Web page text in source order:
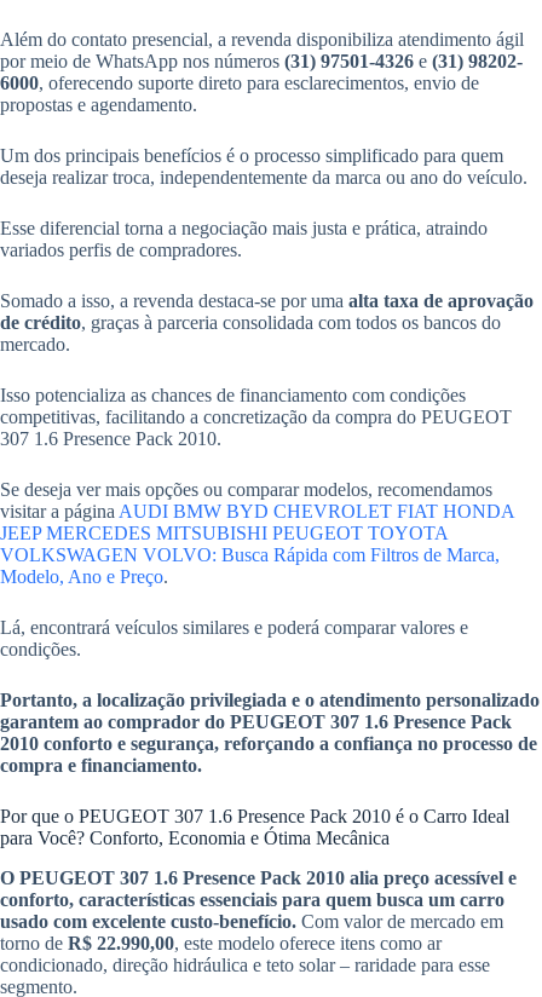
Além do contato presencial, a revenda disponibiliza atendimento ágil
por meio de WhatsApp nos números (31) 97501-4326 e (31) 98202-
6000, oferecendo suporte direto para esclarecimentos, envio de
propostas e agendamento.
Um dos principais benefícios é o processo simplificado para quem
deseja realizar troca, independentemente da marca ou ano do veículo.
Esse diferencial torna a negociação mais justa e prática, atraindo
variados perfis de compradores.
Somado a isso, a revenda destaca-se por uma alta taxa de aprovação
de crédito, graças à parceria consolidada com todos os bancos do
mercado.
Isso potencializa as chances de financiamento com condições
competitivas, facilitando a concretização da compra do PEUGEOT
307 1.6 Presence Pack 2010.
Se deseja ver mais opções ou comparar modelos, recomendamos
visitar a página AUDI BMW BYD CHEVROLET FIAT HONDA
JEEP MERCEDES MITSUBISHI PEUGEOT TOYOTA
VOLKSWAGEN VOLVO: Busca Rápida com Filtros de Marca,
Modelo, Ano e Preço.
Lá, encontrará veículos similares e poderá comparar valores e
condições.
Portanto, a localização privilegiada e o atendimento personalizado
garantem ao comprador do PEUGEOT 307 1.6 Presence Pack
2010 conforto e segurança, reforçando a confiança no processo de
compra e financiamento.
Por que o PEUGEOT 307 1.6 Presence Pack 2010 é o Carro Ideal
para Você? Conforto, Economia e Ótima Mecânica
O PEUGEOT 307 1.6 Presence Pack 2010 alia preço acessível e
conforto, características essenciais para quem busca um carro
usado com excelente custo-benefício. Com valor de mercado em
torno de R$ 22.990,00, este modelo oferece itens como ar
condicionado, direção hidráulica e teto solar – raridade para esse
segmento.